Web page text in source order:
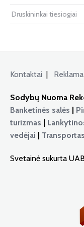
Druskininkai tiesiogiai
Kontaktai
Sodybų Nuoma
Banketinės salės
turizmas
vedėjai
Transportas
Svetainė sukurta